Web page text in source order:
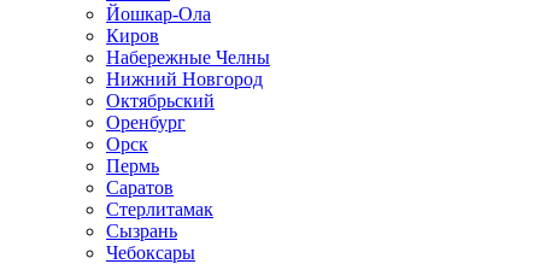
Йошкар-Ола
Киров
Набережные Челны
Нижний Новгород
Октябрьский
Оренбург
Орск
Пермь
Саратов
Стерлитамак
Сызрань
Чебоксары